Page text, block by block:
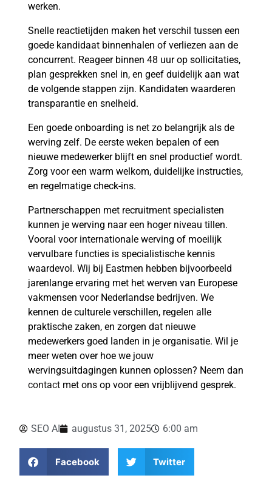
werken.
Snelle reactietijden maken het verschil tussen een
goede kandidaat binnenhalen of verliezen aan de
concurrent. Reageer binnen 48 uur op sollicitaties,
plan gesprekken snel in, en geef duidelijk aan wat
de volgende stappen zijn. Kandidaten waarderen
transparantie en snelheid.
Een goede onboarding is net zo belangrijk als de
werving zelf. De eerste weken bepalen of een
nieuwe medewerker blijft en snel productief wordt.
Zorg voor een warm welkom, duidelijke instructies,
en regelmatige check-ins.
Partnerschappen met recruitment specialisten
kunnen je werving naar een hoger niveau tillen.
Vooral voor internationale werving of moeilijk
vervulbare functies is specialistische kennis
waardevol. Wij bij Eastmen hebben bijvoorbeeld
jarenlange ervaring met het werven van Europese
vakmensen voor Nederlandse bedrijven. We
kennen de culturele verschillen, regelen alle
praktische zaken, en zorgen dat nieuwe
medewerkers goed landen in je organisatie. Wil je
meer weten over hoe we jouw
wervingsuitdagingen kunnen oplossen? Neem dan
contact met ons op voor een vrijblijvend gesprek.
SEO AI augustus 31, 2025 6:00 am
Facebook Twitter